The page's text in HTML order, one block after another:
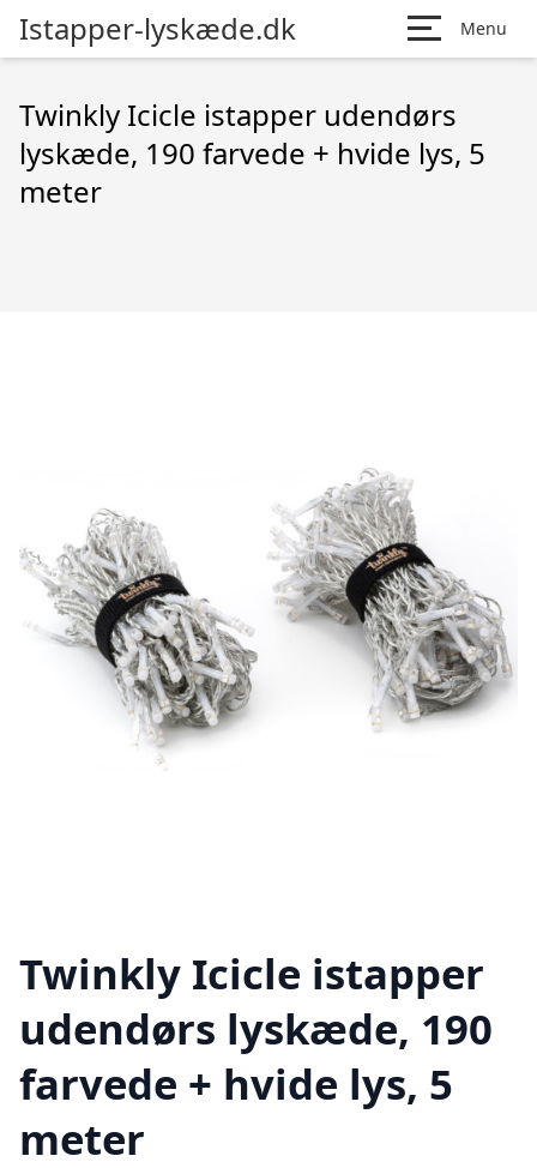
Istapper-lyskæde.dk Menu
Twinkly Icicle istapper udendørs
lyskæde, 190 farvede + hvide lys, 5
meter
Twinkly Icicle istapper
udendørs lyskæde, 190
farvede + hvide lys, 5
meter